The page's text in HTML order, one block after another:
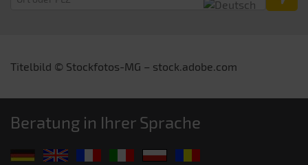
Titelbild © Stockfotos-MG – stock.adobe.com
Beratung in Ihrer Sprache